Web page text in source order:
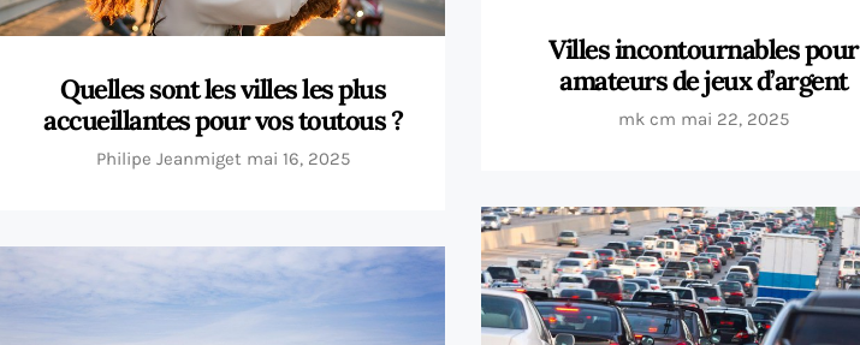
Quelles sont les villes les plus
accueillantes pour vos toutous ?
Philipe Jeanmiget mai 16, 2025
Villes incontournables pour
amateurs de jeux d’argent
mk cm mai 22, 2025